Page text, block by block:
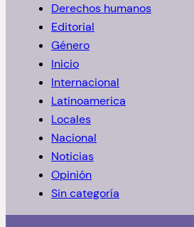
Derechos humanos
Editorial
Género
Inicio
Internacional
Latinoamerica
Locales
Nacional
Noticias
Opinión
Sin categoría